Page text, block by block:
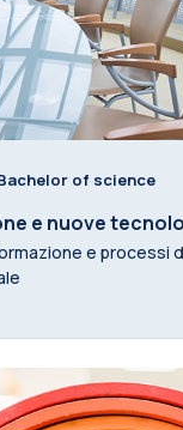
of science
e nuove
e processi